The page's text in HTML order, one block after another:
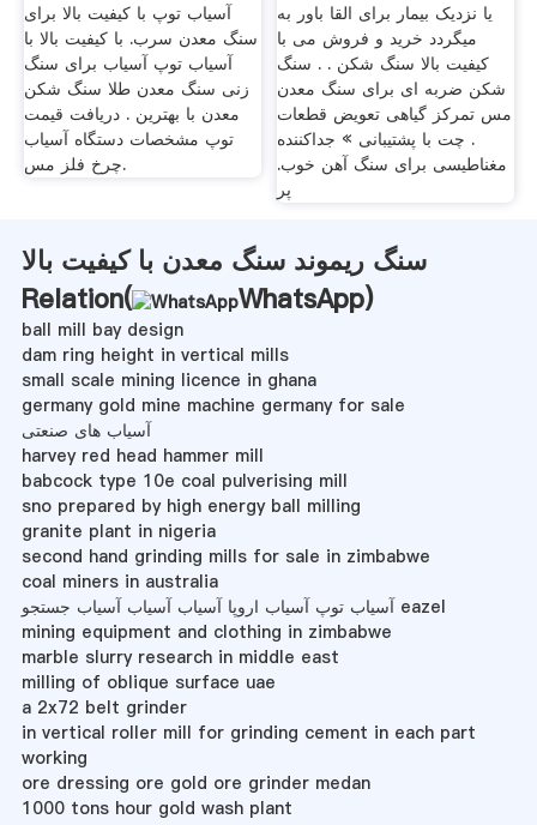
آسیاب توپ با کیفیت بالا برای
سنگ معدن سرب. با کیفیت بالا با
آسیاب توپ آسیاب برای سنگ
زنی سنگ معدن طلا سنگ شکن
معدن با بهترین . دریافت قیمت
توپ مشخصات دستگاه آسیاب
چرخ فلز مس.
یا نزدیک بیمار برای القا باور به
میگردد خرید و فروش می با
کیفیت بالا سنگ شکن . . سنگ
شکن ضربه ای برای سنگ معدن
مس تمرکز گیاهی تعویض قطعات
. چت با پشتیبانی » جداکننده
مغناطیسی برای سنگ آهن خوب.
پر
سنگ ریموند سنگ معدن با کیفیت بالا
Relation(
WhatsApp)
ball mill bay design
dam ring height in vertical mills
small scale mining licence in ghana
germany gold mine machine germany for sale
آسیاب های صنعتی
harvey red head hammer mill
babcock type 10e coal pulverising mill
sno prepared by high energy ball milling
granite plant in nigeria
second hand grinding mills for sale in zimbabwe
coal miners in australia
آسیاب توپ آسیاب اروپا آسیاب آسیاب آسیاب جستجو eazel
mining equipment and clothing in zimbabwe
marble slurry research in middle east
milling of oblique surface uae
a 2x72 belt grinder
in vertical roller mill for grinding cement in each part
working
ore dressing ore gold ore grinder medan
1000 tons hour gold wash plant